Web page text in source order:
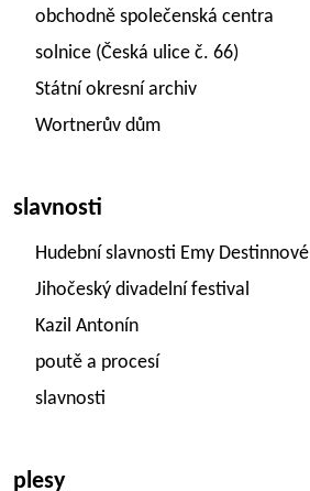
obchodně společenská centra
solnice (Česká ulice č. 66)
Státní okresní archiv
Wortnerův dům
slavnosti
Hudební slavnosti Emy Destinnové
Jihočeský divadelní festival
Kazil Antonín
poutě a procesí
slavnosti
plesy